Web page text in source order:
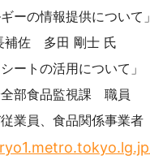
ーの情報提供について
補佐 多田 剛士 氏
ートの活用について」
全部食品監視課 職員
業員、食品関係事業者